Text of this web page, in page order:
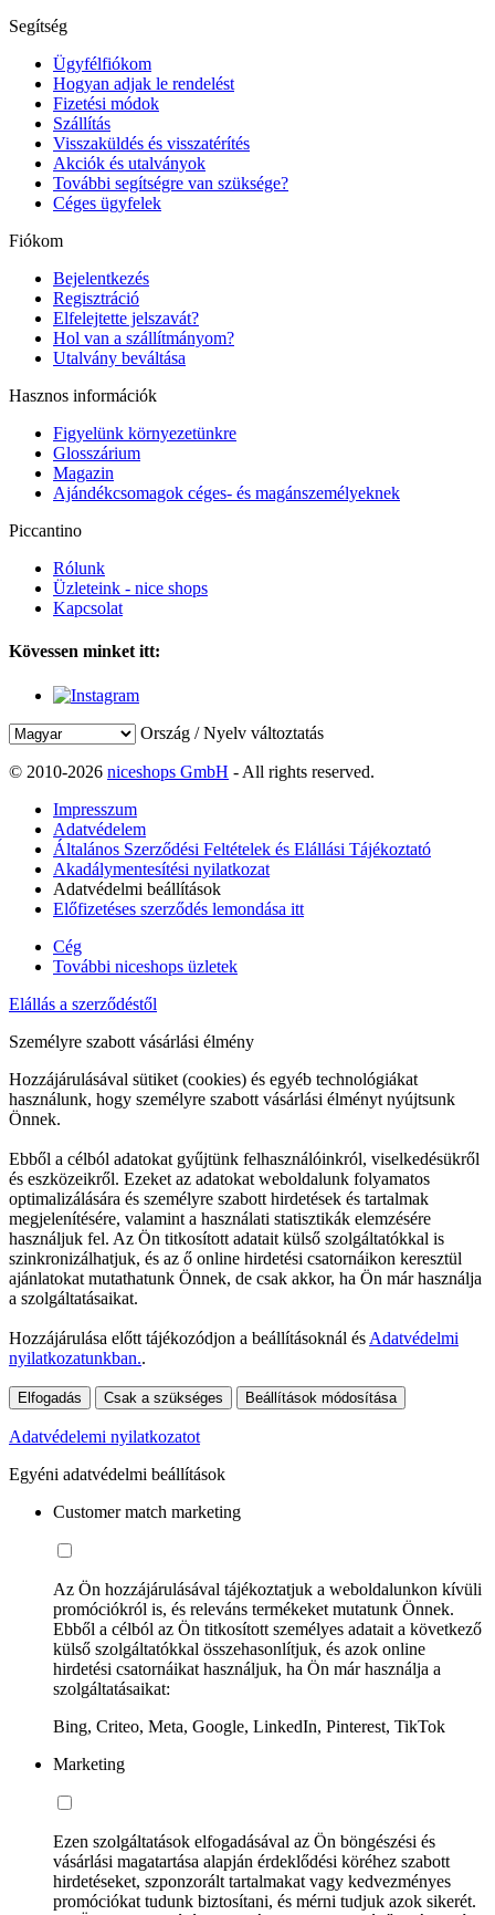
Segítség
Ügyfélfiókom
Hogyan adjak le rendelést
Fizetési módok
Szállítás
Visszaküldés és visszatérítés
Akciók és utalványok
További segítségre van szüksége?
Céges ügyfelek
Fiókom
Bejelentkezés
Regisztráció
Elfelejtette jelszavát?
Hol van a szállítmányom?
Utalvány beváltása
Hasznos információk
Figyelünk környezetünkre
Glosszárium
Magazin
Ajándékcsomagok céges- és magánszemélyeknek
Piccantino
Rólunk
Üzleteink - nice shops
Kapcsolat
Kövessen minket itt:
Ország / Nyelv változtatás
© 2010-2026 niceshops GmbH - All rights reserved.
Impresszum
Adatvédelem
Általános Szerződési Feltételek és Elállási Tájékoztató
Akadálymentesítési nyilatkozat
Adatvédelmi beállítások
Előfizetéses szerződés lemondása itt
Cég
További niceshops üzletek
Elállás a szerződéstől
Személyre szabott vásárlási élmény
Hozzájárulásával sütiket (cookies) és egyéb technológiákat
használunk, hogy személyre szabott vásárlási élményt nyújtsunk
Önnek.
Ebből a célból adatokat gyűjtünk felhasználóinkról, viselkedésükről
és eszközeikről. Ezeket az adatokat weboldalunk folyamatos
optimalizálására és személyre szabott hirdetések és tartalmak
megjelenítésére, valamint a használati statisztikák elemzésére
használjuk fel. Az Ön titkosított adatait külső szolgáltatókkal is
szinkronizálhatjuk, és az ő online hirdetési csatornáikon keresztül
ajánlatokat mutathatunk Önnek, de csak akkor, ha Ön már használja
a szolgáltatásaikat.
Hozzájárulása előtt tájékozódjon a beállításoknál és Adatvédelmi
nyilatkozatunkban..
Elfogadás Csak a szükséges Beállítások módosítása
Adatvédelemi nyilatkozatot
Egyéni adatvédelmi beállítások
Customer match marketing
Az Ön hozzájárulásával tájékoztatjuk a weboldalunkon kívüli
promóciókról is, és releváns termékeket mutatunk Önnek.
Ebből a célból az Ön titkosított személyes adatait a következő
külső szolgáltatókkal összehasonlítjuk, és azok online
hirdetési csatornáikat használjuk, ha Ön már használja a
szolgáltatásaikat:
Bing, Criteo, Meta, Google, LinkedIn, Pinterest, TikTok
Marketing
Ezen szolgáltatások elfogadásával az Ön böngészési és
vásárlási magatartása alapján érdeklődési köréhez szabott
hirdetéseket, szponzorált tartalmakat vagy kedvezményes
promóciókat tudunk biztosítani, és mérni tudjuk azok sikerét.